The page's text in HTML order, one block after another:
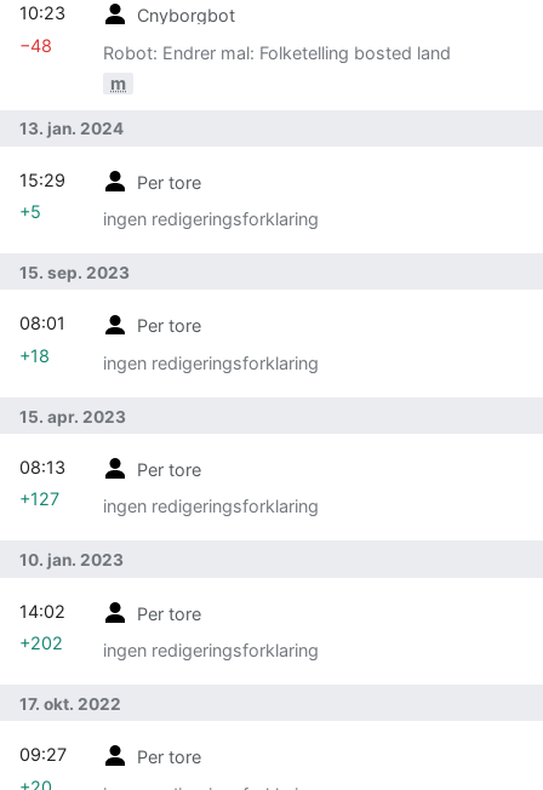
Cnyborgbot
Robot: Endrer mal: Folketelling bosted land
m
10:23
−48
13. jan. 2024
Per tore
ingen redigeringsforklaring
15:29
+5
15. sep. 2023
Per tore
ingen redigeringsforklaring
08:01
+18
15. apr. 2023
Per tore
ingen redigeringsforklaring
08:13
+127
10. jan. 2023
Per tore
ingen redigeringsforklaring
14:02
+202
17. okt. 2022
Per tore
09:27